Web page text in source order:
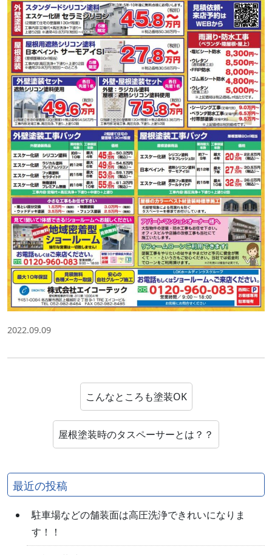
2022.09.09
こんなところも塗装OK
屋根塗装時のタスペーサーとは？？
最近の投稿
駐車場などの舗装面は高圧洗浄できれいになりま
す！！